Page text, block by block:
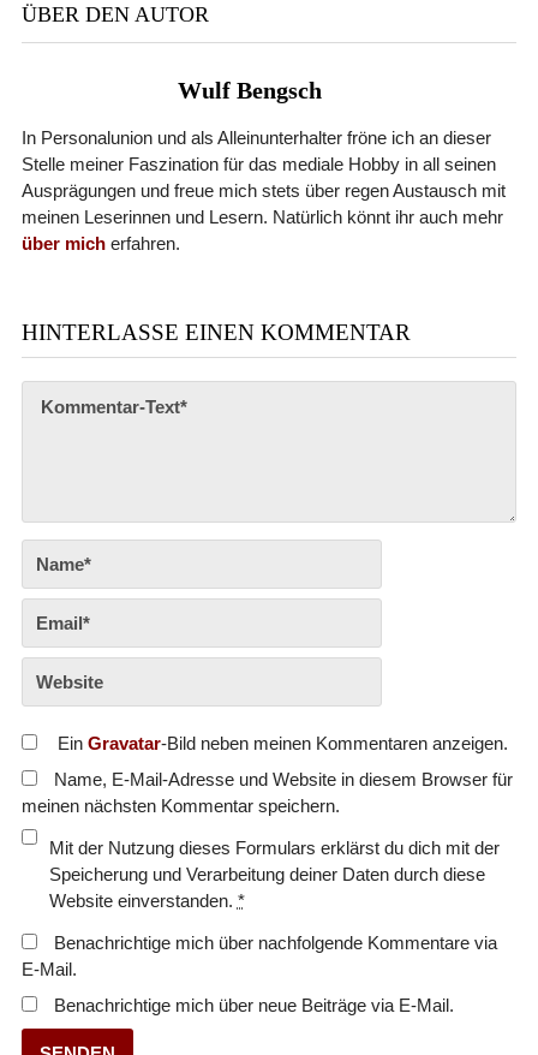
ÜBER DEN AUTOR
Wulf Bengsch
In Personalunion und als Alleinunterhalter fröne ich an dieser
Stelle meiner Faszination für das mediale Hobby in all seinen
Ausprägungen und freue mich stets über regen Austausch mit
meinen Leserinnen und Lesern. Natürlich könnt ihr auch mehr
über micherfahren.
HINTERLASSE EINEN KOMMENTAR
Ein Gravatar-Bild neben meinen Kommentaren anzeigen.
Name, E-Mail-Adresse und Website in diesem Browser für
meinen nächsten Kommentar speichern.
Mit der Nutzung dieses Formulars erklärst du dich mit der
Speicherung und Verarbeitung deiner Daten durch diese
Website einverstanden. *
Benachrichtige mich über nachfolgende Kommentare via
E-Mail.
Benachrichtige mich über neue Beiträge via E-Mail.